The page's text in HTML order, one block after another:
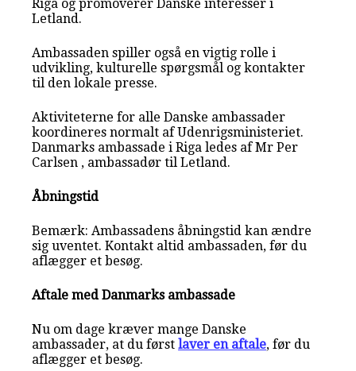
Riga og promoverer Danske interesser i
Letland.
Ambassaden spiller også en vigtig rolle i
udvikling, kulturelle spørgsmål og kontakter
til den lokale presse.
Aktiviteterne for alle Danske ambassader
koordineres normalt af Udenrigsministeriet.
Danmarks ambassade i Riga ledes af Mr Per
Carlsen , ambassadør til Letland.
Åbningstid
Bemærk: Ambassadens åbningstid kan ændre
sig uventet. Kontakt altid ambassaden, før du
aflægger et besøg.
Aftale med Danmarks ambassade
Nu om dage kræver mange Danske
ambassader, at du førstlaver en aftale, før du
aflægger et besøg.